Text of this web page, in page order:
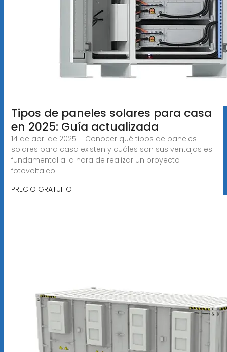
Tipos de paneles solares para casa
en 2025: Guía actualizada
14 de abr. de 2025 · Conocer qué tipos de paneles
solares para casa existen y cuáles son sus ventajas es
fundamental a la hora de realizar un proyecto
fotovoltaico.
PRECIO GRATUITO